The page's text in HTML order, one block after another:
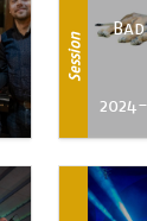
Session